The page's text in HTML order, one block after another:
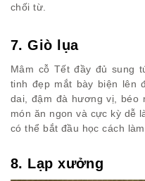
chối từ.
7. Giò lụa
Mâm cỗ Tết đầy đủ sung
tinh đẹp mắt bày biện lên
dai, đậm đà hương vị, béo
món ăn ngon và cực kỳ dễ
có thể bắt đầu học cách
8. Lạp xưởng